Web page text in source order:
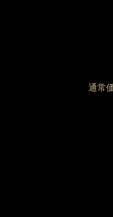
通常